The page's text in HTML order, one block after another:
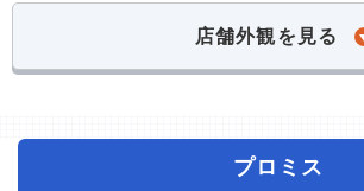
店舗外観を見る
プロミス